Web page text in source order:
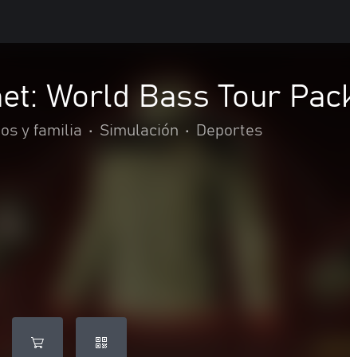
World Bass Tour
y familia • Simulación • Deportes